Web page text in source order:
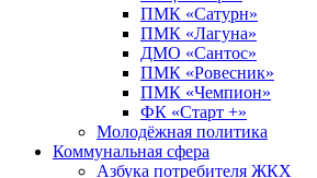
ПМК «Сатурн»
ПМК «Лагуна»
ДМО «Сантос»
ПМК «Ровесник»
ПМК «Чемпион»
ФК «Старт +»
Молодёжная политика
Коммунальная сфера
Азбука потребителя ЖКХ